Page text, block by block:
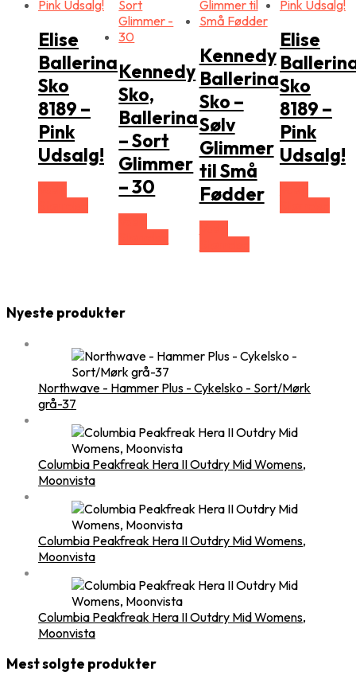
Elise
Ballerina
Sko
8189 –
Pink
Udsalg!
Kennedy
Sko,
Ballerina
– Sort
Glimmer
– 30
Kennedy
Ballerina
Sko –
Sølv
Glimmer
til Små
Fødder
Elise
Sko
8189 –
Pink
Udsalg!
Nyeste produkter
Northwave - Hammer Plus - Cykelsko - Sort/Mørk
grå-37
Columbia Peakfreak Hera II Outdry Mid Womens,
Moonvista
Columbia Peakfreak Hera II Outdry Mid Womens,
Moonvista
Columbia Peakfreak Hera II Outdry Mid Womens,
Moonvista
Mest solgte produkter